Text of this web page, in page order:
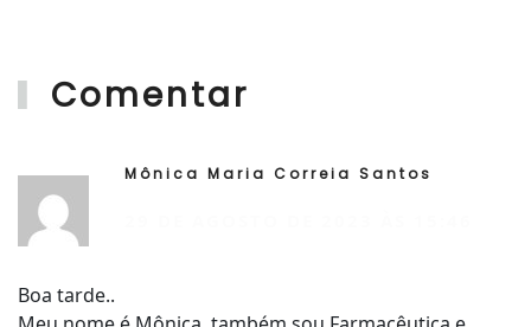
Comentar
Mônica Maria Correia Santos
Boa tarde..